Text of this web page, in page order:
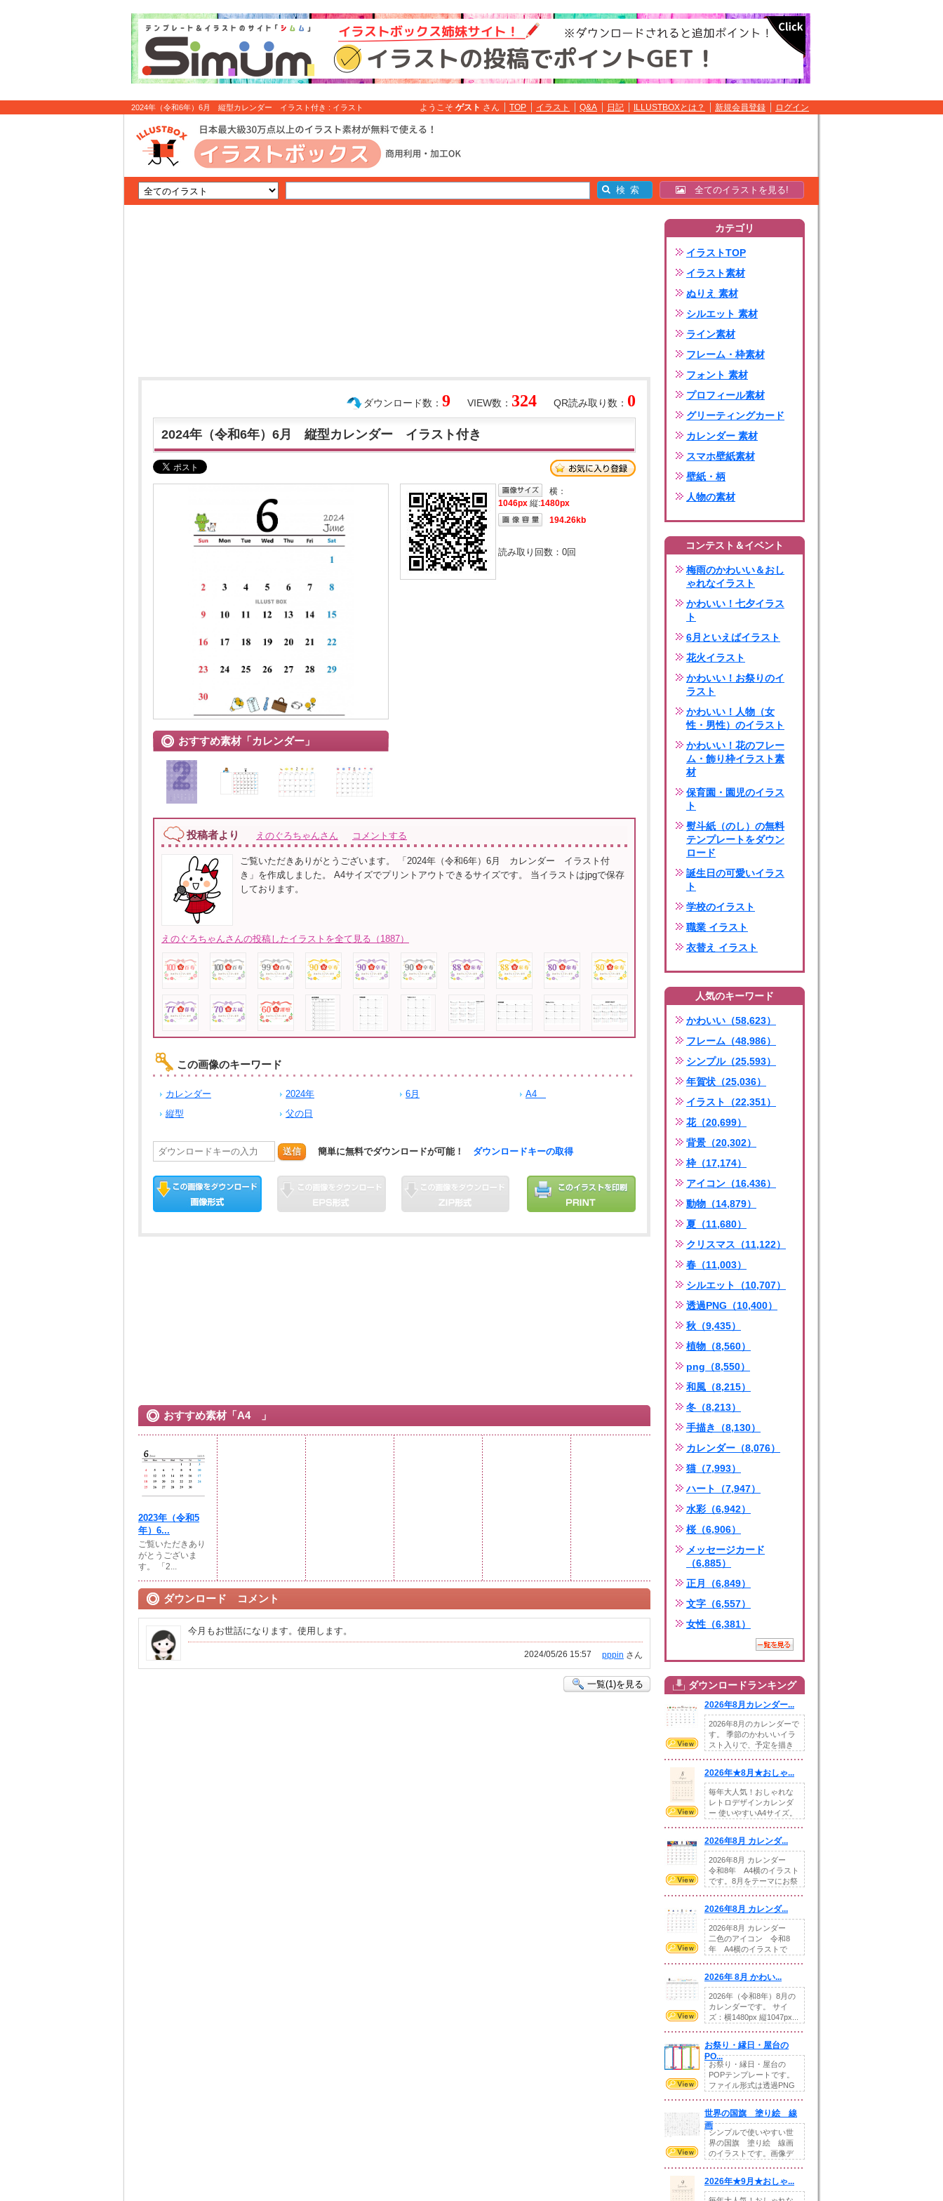
2024年（令和6年）6月 縦型カレンダー イラスト付き : イラスト
ようこそ ゲスト さん TOP イラスト Q&A 日記 ILLUSTBOXとは？ 新規会員登録 ログイン
全てのイラストを見る!
QR読み取り数： 0
VIEW数： 324
ダウンロード数： 9
2024年（令和6年）6月 縦型カレンダー イラスト付き
おすすめ素材「カレンダー」
横：
1046px 縦:1480px
194.26kb
読み取り回数： 0回
投稿者より えのぐろちゃんさん コメントする
ご覧いただきありがとうございます。 「2024年（令和6年）6月 カレンダー イラスト付
き」を作成しました。 A4サイズでプリントアウトできるサイズです。 当イラストはjpgで保存
しております。
えのぐろちゃんさんの投稿したイラストを全て見る（1887）
この画像のキーワード
カレンダー 2024年 6月
A4
縦型
父の日
送信 簡単に無料でダウンロードが可能！ ダウンロードキーの取得
おすすめ素材「A4 」
2023年（令和5
年）6...
ご覧いただきあり
がとうございま
す。 「2...
ダウンロード コメント
今月もお世話になります。使用します。
pppin さん
2024/05/26 15:57
一覧(1)を見る
カテゴリ
イラストTOP
イラスト素材
ぬりえ 素材
シルエット 素材
ライン素材
フレーム・枠素材
フォント 素材
プロフィール素材
グリーティングカード
カレンダー 素材
スマホ壁紙素材
壁紙・柄
人物の素材
コンテスト＆イベント
梅雨のかわいい＆おし
ゃれなイラスト
かわいい！七夕イラス
ト
6月といえばイラスト
花火イラスト
かわいい！お祭りのイ
ラスト
かわいい！人物（女
性・男性）のイラスト
かわいい！花のフレー
ム・飾り枠イラスト素
材
保育園・園児のイラス
ト
熨斗紙（のし）の無料
テンプレートをダウン
ロード
誕生日の可愛いイラス
ト
学校のイラスト
職業 イラスト
衣替え イラスト
人気のキーワード
かわいい（58,623）
フレーム（48,986）
シンプル（25,593）
年賀状（25,036）
イラスト（22,351）
花（20,699）
背景（20,302）
枠（17,174）
アイコン（16,436）
動物（14,879）
夏（11,680）
クリスマス（11,122）
春（11,003）
シルエット（10,707）
透過PNG（10,400）
秋（9,435）
植物（8,560）
png（8,550）
和風（8,215）
冬（8,213）
手描き（8,130）
カレンダー（8,076）
猫（7,993）
ハート（7,947）
水彩（6,942）
桜（6,906）
メッセージカード
（6,885）
正月（6,849）
文字（6,557）
女性（6,381）
ダウンロードランキング
2026年8月カレンダー...
2026年8月のカレンダーで
す。 季節のかわいいイラ
スト入りで、予定を描き
2026年★8月★おしゃ...
毎年大人気！おしゃれな
レトロデザインカレンダ
ー 使いやすいA4サイズ。
2026年8月 カレンダ...
2026年8月 カレンダー
令和8年 A4横のイラスト
です。8月をテーマにお祭
2026年8月 カレンダ...
2026年8月 カレンダー
二色のアイコン 令和8
年 A4横のイラストで
2026年 8月 かわい...
2026年（令和8年）8月の
カレンダーです。 サイ
ズ：横1480px 縦1047px...
お祭り・縁日・屋台の
PO...
お祭り・縁日・屋台の
POPテンプレートです。
ファイル形式は透過PNG
世界の国旗 塗り絵 線
画
シンプルで使いやすい世
界の国旗 塗り絵 線画
のイラストです。画像デ
2026年★9月★おしゃ...